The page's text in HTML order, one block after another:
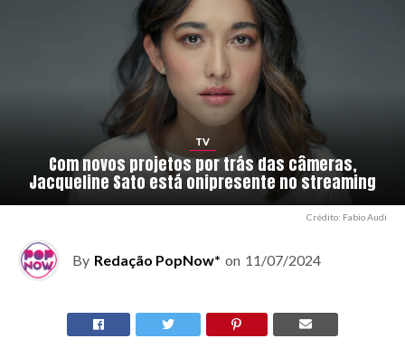
TV
Com novos projetos por trás das câmeras,
Jacqueline Sato está onipresente no streaming
Crédito: Fabio Audi
By Redação PopNow* on 11/07/2024